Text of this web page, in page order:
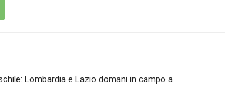
Lombardia e Lazio domani in campo a